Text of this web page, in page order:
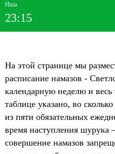
Иша
23:15
На этой странице мы
расписание намазов -
календарную неделю и
таблице указано, во
из пяти обязательных
время наступления шурука
совершение намазов